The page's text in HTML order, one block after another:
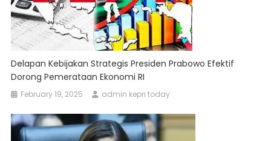
Delapan Kebijakan Strategis Presiden Prabowo Efektif
Dorong Pemerataan Ekonomi RI
February 19, 2025 admin kepri today